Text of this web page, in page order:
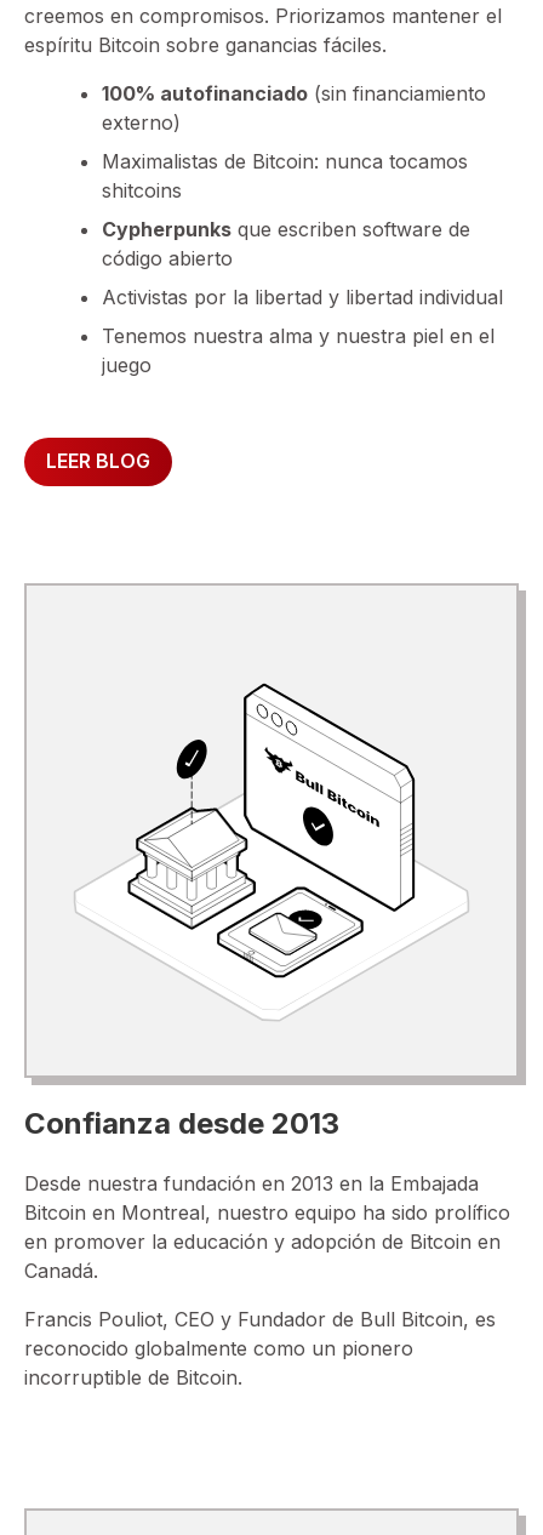
creemos en compromisos. Priorizamos mantener el
espíritu Bitcoin sobre ganancias fáciles.
100% autofinanciado (sin financiamiento
externo)
Maximalistas de Bitcoin: nunca tocamos
shitcoins
Cypherpunks que escriben software de
código abierto
Activistas por la libertad y libertad individual
Tenemos nuestra alma y nuestra piel en el
juego
LEER BLOG
Confianza desde 2013
Desde nuestra fundación en 2013 en la Embajada
Bitcoin en Montreal, nuestro equipo ha sido prolífico
en promover la educación y adopción de Bitcoin en
Canadá.
Francis Pouliot, CEO y Fundador de Bull Bitcoin, es
reconocido globalmente como un pionero
incorruptible de Bitcoin.